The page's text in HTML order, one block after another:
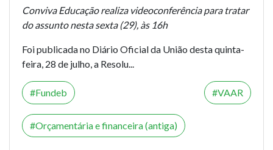
Conviva Educação realiza videoconferência para tratar
do assunto nesta sexta (29), às 16h
Foi publicada no Diário Oficial da União desta quinta-
feira, 28 de julho, a Resolu...
Fundeb VAAR
Orçamentária e financeira (antiga)